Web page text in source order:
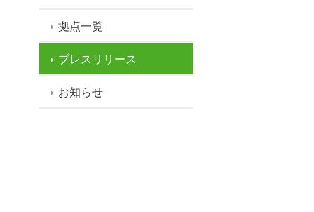
拠点一覧
プレスリリース
お知らせ